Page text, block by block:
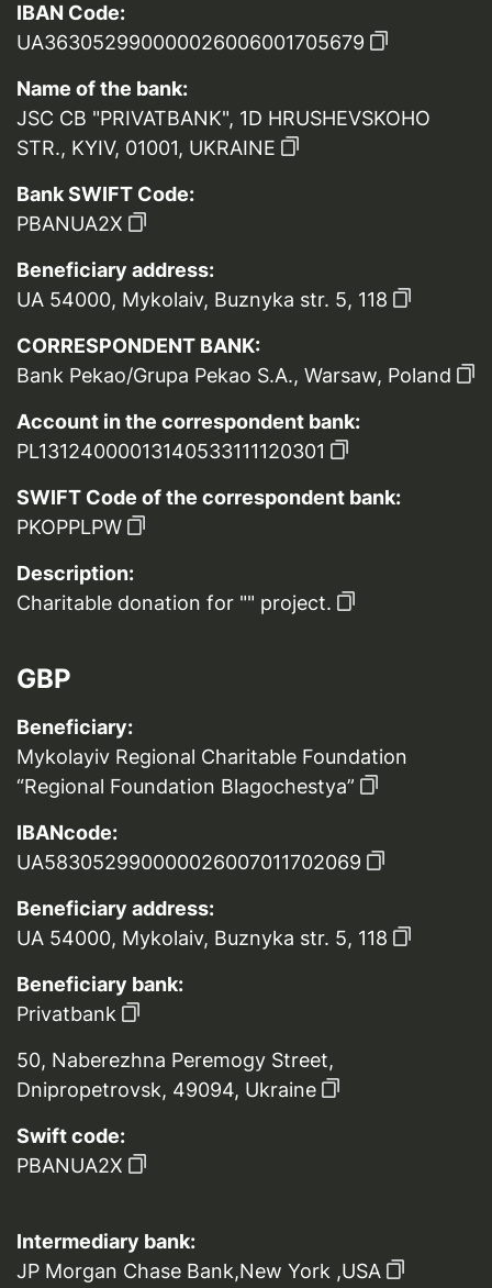
IBAN Code:
UA363052990000026006001705679
Name of the bank:
JSC CB "PRIVATBANK", 1D HRUSHEVSKOHO
STR., KYIV, 01001, UKRAINE
Bank SWIFT Code:
PBANUA2X
Beneficiary address:
UA 54000, Mykolaiv, Buznyka str. 5, 118
CORRESPONDENT BANK:
Bank Pekao/Grupa Pekao S.A., Warsaw, Poland
Account in the correspondent bank:
PL13124000013140533111120301
SWIFT Code of the correspondent bank:
PKOPPLPW
Description:
Charitable donation for "" project.
GBP
Beneficiary:
Mykolayiv Regional Charitable Foundation
“Regional Foundation Blagochestya”
IBANcode:
UA583052990000026007011702069
Beneficiary address:
UA 54000, Mykolaiv, Buznyka str. 5, 118
Beneficiary bank:
Privatbank
50, Naberezhna Peremogy Street,
Dnipropetrovsk, 49094, Ukraine
Swift code:
PBANUA2X
Intermediary bank:
JP Morgan Chase Bank,New York ,USA